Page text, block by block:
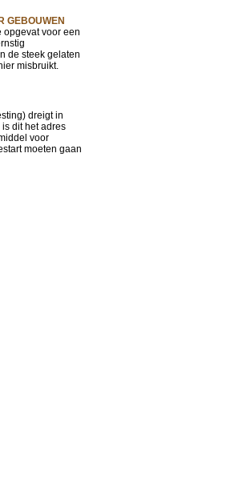
GEBOUWEN
opgevat voor een
de steek gelaten
misbruikt.
dreigt in
dit het adres
voor
moeten gaan